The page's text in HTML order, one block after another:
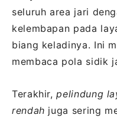
seluruh area jari
kelembapan pada
biang keladinya. Ini
membaca pola sidik
Terakhir,pelindung
rendah juga sering